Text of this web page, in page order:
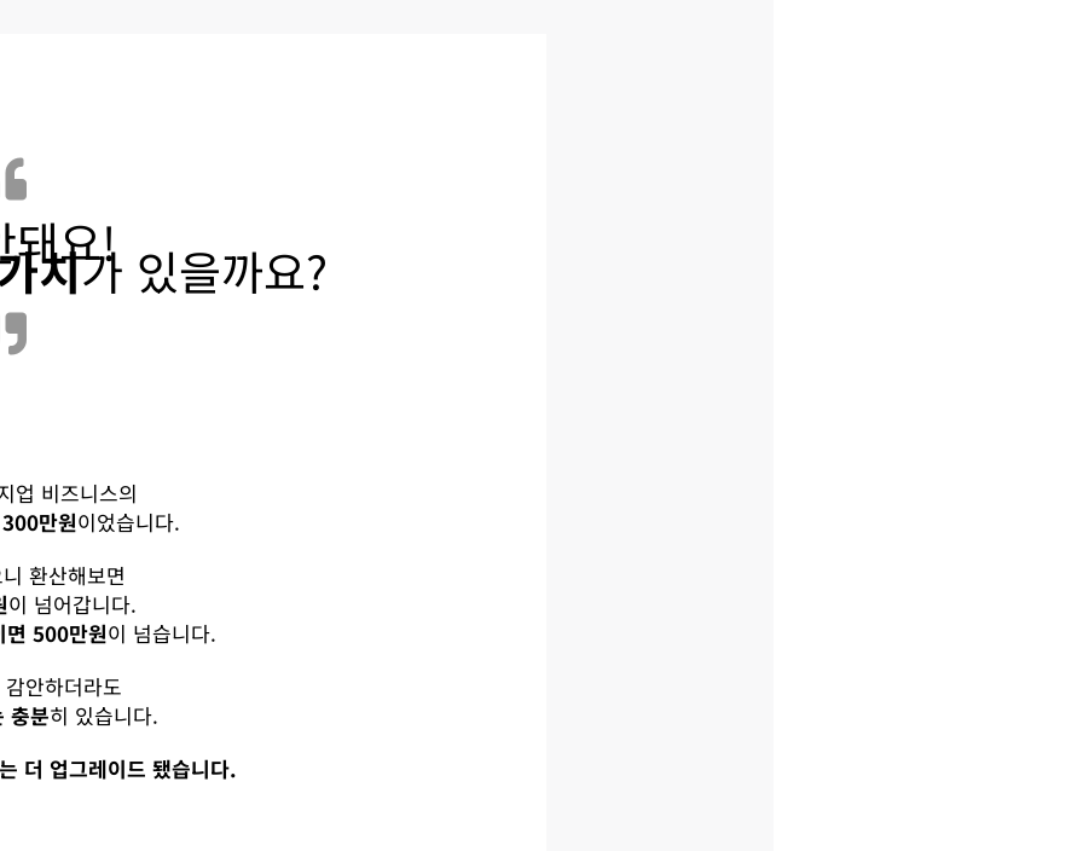
돼요!
치가 있을까요?
업 비즈니스의
만원이었습니다.
환산해보면
이 넘어갑니다.
면 500만원이 넘습니다.
안하더라도
충분히 있습니다.
더 업그레이드 됐습니다.